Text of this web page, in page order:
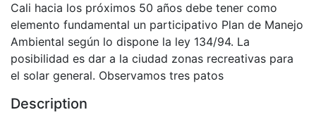
Cali hacia los próximos 50 años debe tener como
elemento fundamental un participativo Plan de Manejo
Ambiental según lo dispone la ley 134/94. La
posibilidad es dar a la ciudad zonas recreativas para
el solar general. Observamos tres patos
Description